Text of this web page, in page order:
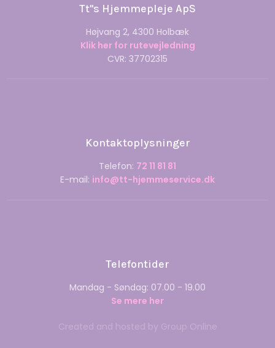
Tt''s Hjemmepleje ApS
Højvang 2, 4300 Holbæk
Klik her for rutevejledning
CVR: 37702315
Kontaktoplysninger
Telefon: 72 11 81 81
E-mail: ​ info@tt-hjemmeservice.dk
Telefontider
Mandag - Søndag: 07.00 - 19.00
Se mere her
Created and hosted by Group Online